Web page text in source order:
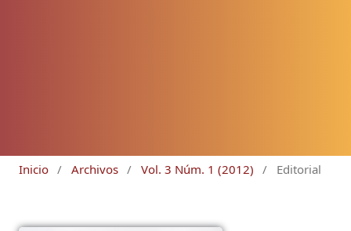
Inicio / Archivos / Vol. 3 Núm. 1 (2012) / Editorial